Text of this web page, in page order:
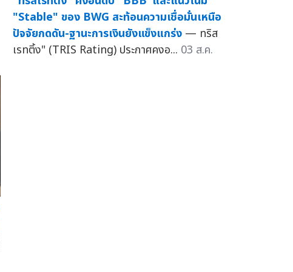
"Stable" ของ BWG สะท้อนความเชื่อมั่นเหนือ
ปัจจัยกดดัน-ฐานะการเงินยังแข็งแกร่ง — ทริส
เรทติ้ง" (TRIS Rating) ประกาศคงอ... 03 ส.ค.